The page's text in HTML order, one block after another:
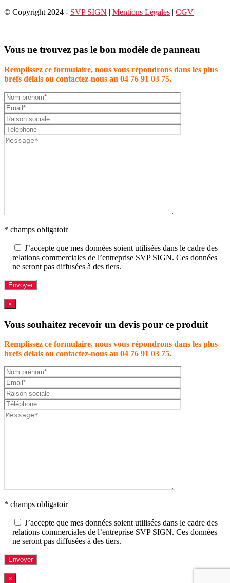
© Copyright 2024 - SVP SIGN | Mentions Légales | CGV
Vous ne trouvez pas le bon modèle de panneau
Remplissez ce formulaire, nous vous répondrons dans les plus
brefs délais ou contactez-nous au 04 76 91 03 75.
* champs obligatoir
J’accepte que mes données soient utilisées dans le cadre des
relations commerciales de l’entreprise SVP SIGN. Ces données
ne seront pas diffusées à des tiers.
×
Vous souhaitez recevoir un devis pour ce produit
Remplissez ce formulaire, nous vous répondrons dans les plus
brefs délais ou contactez-nous au 04 76 91 03 75.
* champs obligatoir
J’accepte que mes données soient utilisées dans le cadre des
relations commerciales de l’entreprise SVP SIGN. Ces données
ne seront pas diffusées à des tiers.
×